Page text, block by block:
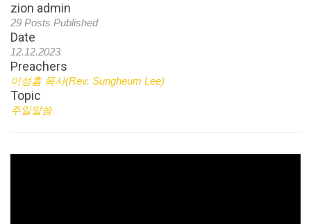
zion admin
29 Posts Published
Date
12.12.2023
Preachers
이성흠 목사(Rev. Sungheum Lee)
Topic
주일말씀